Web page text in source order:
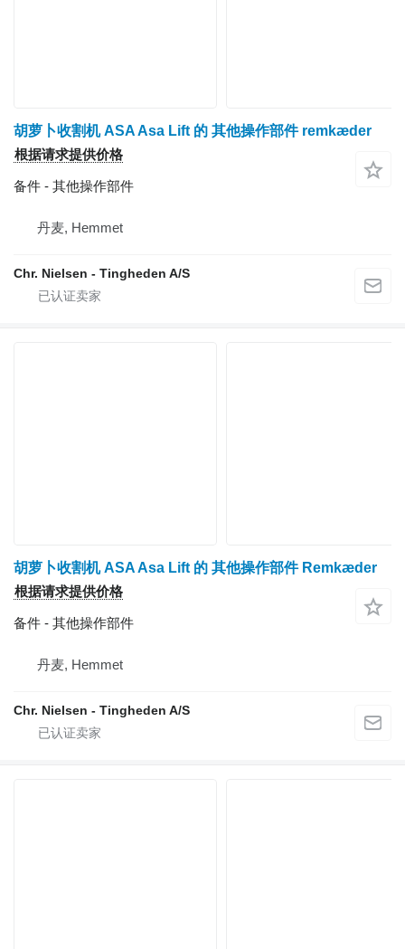
胡萝卜收割机 ASA Asa Lift 的 其他操作部件 remkæder
根据请求提供价格
备件 - 其他操作部件
丹麦, Hemmet
Chr. Nielsen - Tingheden A/S
胡萝卜收割机 ASA Asa Lift 的 其他操作部件 Remkæder
根据请求提供价格
备件 - 其他操作部件
丹麦, Hemmet
Chr. Nielsen - Tingheden A/S